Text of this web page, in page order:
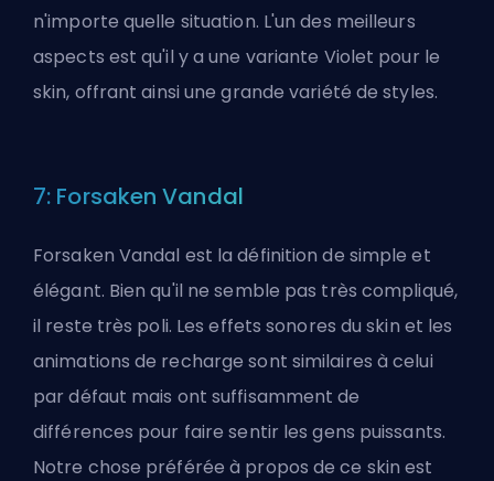
n'importe quelle situation. L'un des meilleurs
aspects est qu'il y a une variante Violet pour le
skin, offrant ainsi une grande variété de styles.
7: Forsaken Vandal
Forsaken Vandal est la définition de simple et
élégant. Bien qu'il ne semble pas très compliqué,
il reste très poli. Les effets sonores du skin et les
animations de recharge sont similaires à celui
par défaut mais ont suffisamment de
différences pour faire sentir les gens puissants.
Notre chose préférée à propos de ce skin est